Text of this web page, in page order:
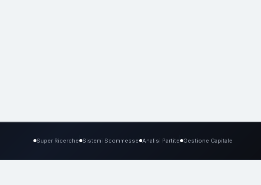
Super Ricerche Sistemi Scommesse Analisi Partite Gestione Capitale